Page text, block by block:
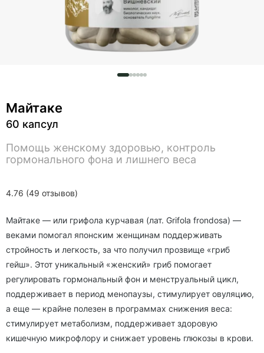
4.76 (49 отзывов)
Майтаке
60 капсул
Помощь женскому здоровью, контроль
гормонального фона и лишнего веса
Майтаке — или грифола курчавая (лат. Grifola frondosa) —
веками помогал японским женщинам поддерживать
стройность и легкость, за что получил прозвище «гриб
гейш». Этот уникальный «женский» гриб помогает
регулировать гормональный фон и менструальный цикл,
поддерживает в период менопаузы, стимулирует овуляцию,
а еще — крайне полезен в программах снижения веса:
стимулирует метаболизм, поддерживает здоровую
кишечную микрофлору и снижает уровень глюкозы в крови.